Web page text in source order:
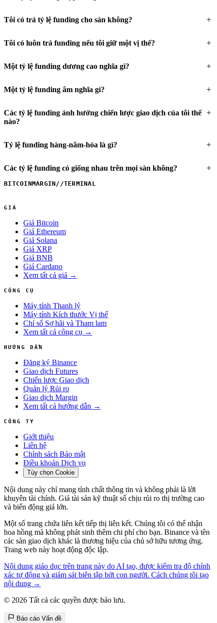
Tôi có trả tỷ lệ funding cho sàn không?
Tôi có luôn trả funding nếu tôi giữ một vị thế?
Một tỷ lệ funding dương cao nghĩa gì?
Một tỷ lệ funding âm nghĩa gì?
Các tỷ lệ funding ảnh hưởng chiến lược giao dịch của tôi thế
nào?
Tỷ lệ funding hàng-năm-hóa là gì?
Các tỷ lệ funding có giống nhau trên mọi sàn không?
BITCOINMARGIN//TERMINAL
GIÁ
Giá Bitcoin
Giá Ethereum
Giá Solana
Giá XRP
Giá BNB
Giá Cardano
Xem tất cả giá →
CÔNG CỤ
Máy tính Thanh lý
Máy tính Kích thước Vị thế
Chỉ số Sợ hãi và Tham lam
Xem tất cả công cụ →
HƯỚNG DẪN
Đăng ký Binance
Giao dịch Futures
Chiến lược Giao dịch
Quản lý Rủi ro
Giao dịch Margin
Xem tất cả hướng dẫn →
CÔNG TY
Giới thiệu
Liên hệ
Chính sách Bảo mật
Điều khoản Dịch vụ
Tùy chọn Cookie
Nội dung này chỉ mang tính chất thông tin và không phải là lời
khuyên tài chính. Giá tài sản kỹ thuật số chịu rủi ro thị trường cao
và biến động giá lớn.
Một số trang chứa liên kết tiếp thị liên kết. Chúng tôi có thể nhận
hoa hồng mà không phát sinh thêm chi phí cho bạn. Binance và tên
các sàn giao dịch khác là thương hiệu của chủ sở hữu tương ứng.
Trang web này hoạt động độc lập.
Nội dung giáo dục trên trang này do AI tạo, được kiểm tra độ chính
xác tự động và giám sát biên tập bởi con người. Cách chúng tôi tạo
nội dung →
© 2026 Tất cả các quyền được bảo lưu.
Báo cáo Vấn đề